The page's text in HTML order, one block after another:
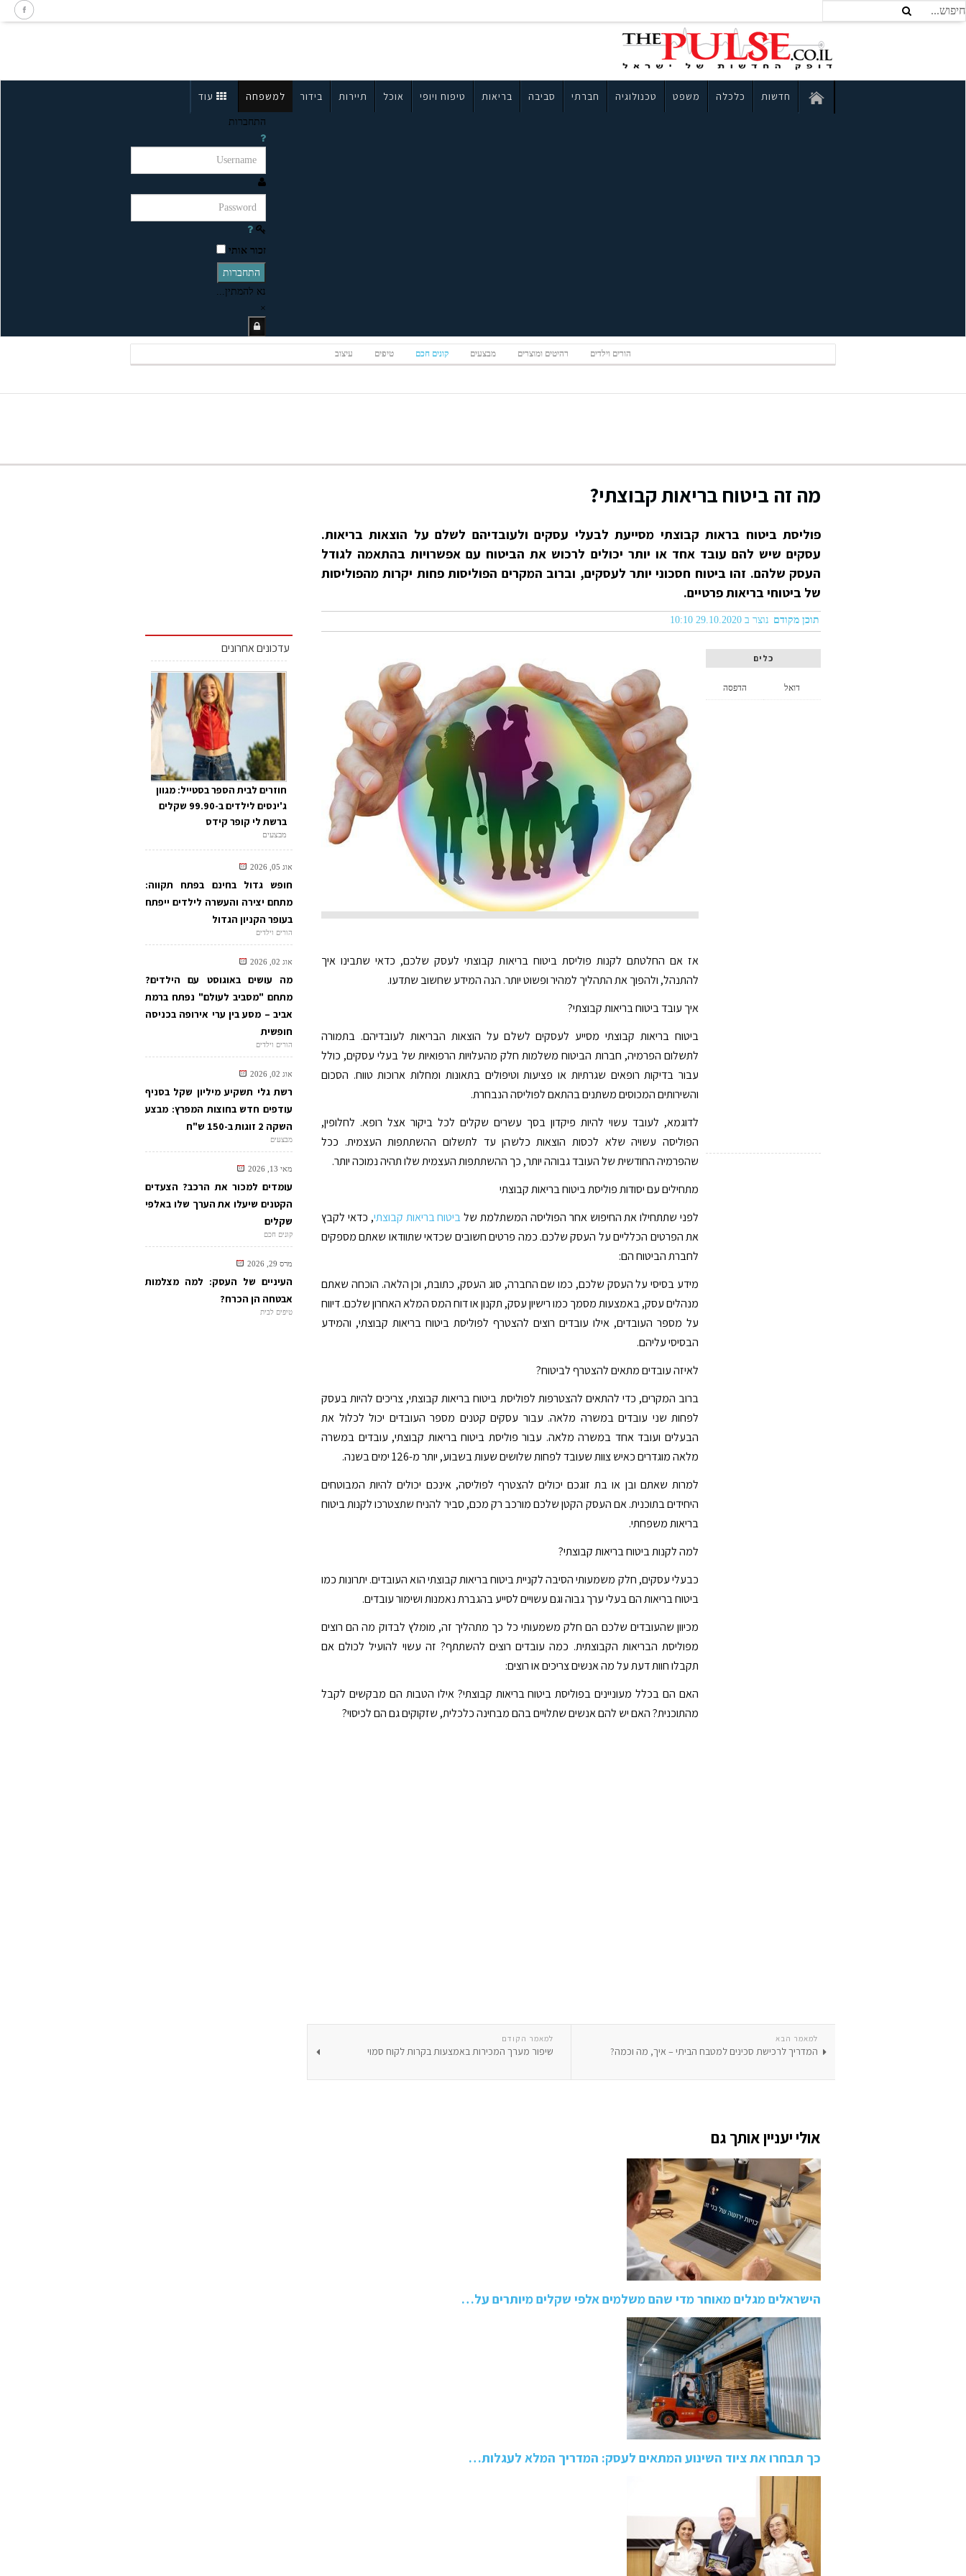
חדשות כלכלה משפט טכנולוגיה חברתי סביבה בריאות טיפוח ויופי אוכל תיירות בידור למשפחה עוד
התחברות
זכור אותי
התחברות
נא להמתין...
×
הורים וילדים רהיטים ומוצרים מבצעים קונים חכם טיפים עיצוב
מה זה ביטוח בריאות קבוצתי?
פוליסת ביטוח בראות קבוצתי מסייעת לבעלי עסקים ולעובדיהם לשלם על הוצאות בריאות.
עסקים שיש להם עובד אחד או יותר יכולים לרכוש את הביטוח עם אפשרויות בהתאמה לגודל
העסק שלהם. זהו ביטוח חסכוני יותר לעסקים, וברוב המקרים הפוליסות פחות יקרות מהפוליסות
של ביטוחי בריאות פרטיים.
תוכן מקודם נוצר ב 29.10.2020 10:10
כלים
הדפסה דואל
אז אם החלטתם לקנות פוליסת ביטוח בריאות קבוצתי לעסק שלכם, כדאי שתבינו איך
להתנהל, ולהפוך את התהליך למהיר ופשוט יותר. הנה המידע שחשוב שתדעו.
איך עובד ביטוח בריאות קבוצתי?
ביטוח בריאות קבוצתי מסייע לעסקים לשלם על הוצאות הבריאות לעובדיהם. בתמורה
לתשלום הפרמיה, חברות הביטוח משלמות חלק מהעלויות הרפואיות של בעלי עסקים, כולל
עבור בדיקות רופאים שגרתיות או פציעות וטיפולים בתאונות ומחלות ארוכות טווח. הסכום
והשירותים המכוסים משתנים בהתאם לפוליסה הנבחרת.
לדוגמא, לעובד עשוי להיות פיקדון בסך עשרים שקלים לכל ביקור אצל רופא. לחלופין,
הפוליסה עשויה שלא לכסות הוצאות כלשהן עד לתשלום ההשתתפות העצמית. ככל
שהפרמיה החודשית של העובד גבוהה יותר, כך ההשתתפות העצמית שלו תהיה נמוכה יותר.
מתחילים עם יסודות פוליסת ביטוח בריאות קבוצתי
לפני שתתחילו את החיפוש אחר הפוליסה המשתלמת שלביטוח בריאות קבוצתי, כדאי לקבץ
את הפרטים הכלליים על העסק שלכם. כמה פרטים חשובים שכדאי שתוודאו שאתם מספקים
לחברת הביטוח הם:
מידע בסיסי על העסק שלכם, כמו שם החברה, סוג העסק, כתובת, וכן הלאה. הוכחה שאתם
מנהלים עסק, באמצעות מסמך כמו רישיון עסק, תקנון או דוח המס המלא האחרון שלכם. דיווח
על מספר העובדים, אילו עובדים רוצים להצטרף לפוליסת ביטוח בריאות קבוצתי, והמידע
הבסיסי עליהם.
לאיזה עובדים מתאים להצטרף לביטוח?
ברוב המקרים, כדי להתאים להצטרפות לפוליסת ביטוח בריאות קבוצתי, צריכים להיות בעסק
לפחות שני עובדים במשרה מלאה. עבור עסקים קטנים מספר העובדים יכול לכלול את
הבעלים ועובד אחד במשרה מלאה. עבור פוליסת ביטוח בריאות קבוצתי, עובדים במשרה
מלאה מוגדרים כאיש צוות שעובד לפחות שלושים שעות בשבוע, יותר מ-126 ימים בשנה.
למרות שאתם ובן או בת זוגכם יכולים להצטרף לפוליסה, אינכם יכולים להיות המבוטחים
היחידים בתוכנית. אם העסק הקטן שלכם מורכב רק מכם, סביר להניח שתצטרכו לקנות ביטוח
בריאות משפחתי.
למה לקנות ביטוח בריאות קבוצתי?
כבעלי עסקים, חלק משמעותי הסיבה לקניית ביטוח בריאות קבוצתי הוא העובדים. יתרונות כמו
ביטוח בריאות הם בעלי ערך גבוה וגם עשויים לסייע בהגברת נאמנות ושימור עובדים.
מכיוון שהעובדים שלכם הם חלק משמעותי כל כך מתהליך זה, מומלץ לבדוק מה הם רוצים
מפוליסת הבריאות הקבוצתית. כמה עובדים רוצים להשתתף? זה עשוי להועיל לכולם אם
תקבלו חוות דעת על מה אנשים צריכים או רוצים:
האם הם בכלל מעוניינים בפוליסת ביטוח בריאות קבוצתי? אילו הטבות הם מבקשים לקבל
מהתוכנית? האם יש להם אנשים שתלויים בהם מבחינה כלכלית, שזקוקים גם הם לכיסוי?
למאמר הקודם
שיפור מערך המכירות באמצעות בקרות לקוח סמוי
למאמר הבא
המדריך לרכישת סכינים למטבח הביתי – איך, מה וכמה?
אולי יעניין אותך גם
הישראלים מגלים מאוחר מדי שהם משלמים אלפי שקלים מיותרים על…
כך תבחרו את ציוד השינוע המתאים לעסק: המדריך המלא לעגלות…
עדכונים אחרונים
חוזרים לבית הספר בסטייל: מגוון
ג'ינסים לילדים ב-99.90 שקלים
ברשת לי קופר קידס
מבצעים
אוג 05, 2026
חופש גדול בחינם בפתח תקווה:
מתחם יצירה והעשרה לילדים ייפתח
בעופר הקניון הגדול
הורים וילדים
אוג 02, 2026
מה עושים באוגוסט עם הילדים?
מתחם "מסביב לעולם" נפתח ברמת
אביב – מסע בין ערי אירופה בכניסה
חופשית
הורים וילדים
אוג 02, 2026
רשת גלי תשקיע מיליון שקל בסניף
עודפים חדש בחוצות המפרץ: מבצע
השקה 2 זוגות ב-150 ש"ח
מבצעים
מאי 13, 2026
עומדים למכור את הרכב? הצעדים
הקטנים שיעלו את הערך שלו באלפי
שקלים
קונים חכם
מרס 29, 2026
העיניים של העסק: למה מצלמות
אבטחה הן הכרח?
טיפים לבית